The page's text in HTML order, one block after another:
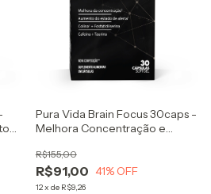
Pura Vida Brain Focus 30caps -
Melhora Concentração e
R$91,00
R$155,00
41% OFF
12x de R$9,26